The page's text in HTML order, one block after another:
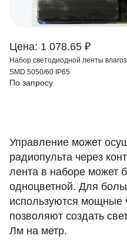
Цена: 1 078.65 ₽
Набор светодиодной ленты
SMD 5050/60 IP65
По запросу
Управление может
радиопульта через
лента в наборе может
одноцветной. Для
используются мощные
позволяют создать
Лм на метр.